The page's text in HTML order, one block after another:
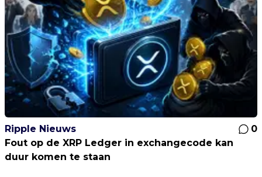
Ripple Nieuws
0
Fout op de XRP Ledger in exchangecode kan
duur komen te staan